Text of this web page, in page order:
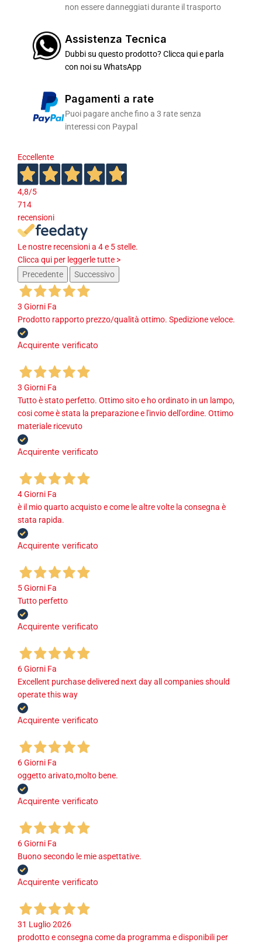
non essere danneggiati durante il trasporto
Assistenza Tecnica
Dubbi su questo prodotto? Clicca qui e parla
con noi su WhatsApp
Pagamenti a rate
Puoi pagare anche fino a 3 rate senza
interessi con Paypal
Eccellente
4,8/5
714
recensioni
Le nostre recensioni a 4 e 5 stelle.
Clicca qui per leggerle tutte >
Precedente
Successivo
3 Giorni Fa
Prodotto rapporto prezzo/qualità ottimo. Spedizione veloce.
Acquirente verificato
3 Giorni Fa
Tutto è stato perfetto. Ottimo sito e ho ordinato in un lampo,
cosi come è stata la preparazione e l'invio dell'ordine. Ottimo
materiale ricevuto
Acquirente verificato
4 Giorni Fa
è il mio quarto acquisto e come le altre volte la consegna è
stata rapida.
Acquirente verificato
5 Giorni Fa
Tutto perfetto
Acquirente verificato
6 Giorni Fa
Excellent purchase delivered next day all companies should
operate this way
Acquirente verificato
6 Giorni Fa
oggetto arivato,molto bene.
Acquirente verificato
6 Giorni Fa
Buono secondo le mie aspettative.
Acquirente verificato
31 Luglio 2026
prodotto e consegna come da programma e disponibili per